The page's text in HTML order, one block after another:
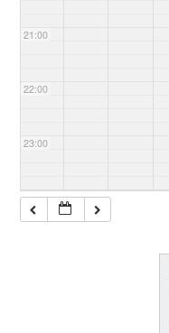
21:00
22:00
23:00